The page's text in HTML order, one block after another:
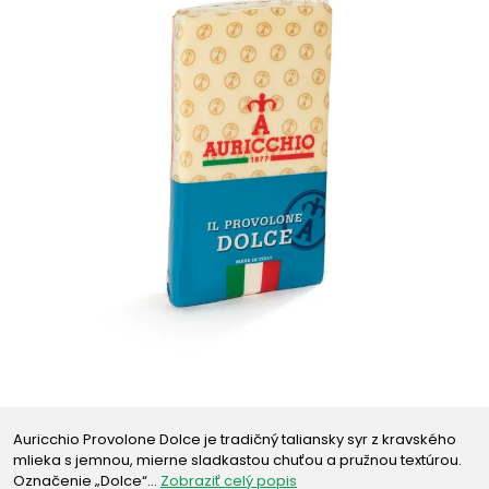
Auricchio Provolone Dolce je tradičný taliansky syr z kravského
mlieka s jemnou, mierne sladkastou chuťou a pružnou textúrou.
Označenie „Dolce“… Zobraziť celý popis